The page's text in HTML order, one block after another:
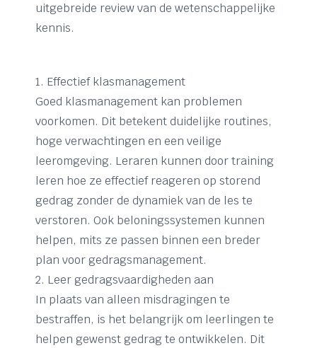
uitgebreide review van de wetenschappelijke
kennis.
1. Effectief klasmanagement
Goed klasmanagement kan problemen
voorkomen. Dit betekent duidelijke routines,
hoge verwachtingen en een veilige
leeromgeving. Leraren kunnen door training
leren hoe ze effectief reageren op storend
gedrag zonder de dynamiek van de les te
verstoren. Ook beloningssystemen kunnen
helpen, mits ze passen binnen een breder
plan voor gedragsmanagement.
2. Leer gedragsvaardigheden aan
In plaats van alleen misdragingen te
bestraffen, is het belangrijk om leerlingen te
helpen gewenst gedrag te ontwikkelen. Dit